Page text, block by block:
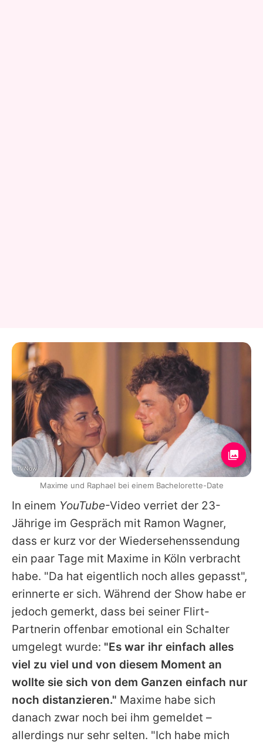
In einem YouTube-Video verriet der 23-
Jährige im Gespräch mit Ramon Wagner,
dass er kurz vor der Wiedersehenssendung
ein paar Tage mit Maxime in Köln verbracht
habe. "Da hat eigentlich noch alles gepasst",
erinnerte er sich. Während der Show habe er
jedoch gemerkt, dass bei seiner Flirt-
Partnerin offenbar emotional ein Schalter
umgelegt wurde: "Es war ihr einfach alles
viel zu viel und von diesem Moment an
wollte sie sich von dem Ganzen einfach nur
noch distanzieren." Maxime habe sich
danach zwar noch bei ihm gemeldet –
allerdings nur sehr selten. "Ich habe mich
TVNow
Maxime und Raphael bei einem Bachelorette-Date